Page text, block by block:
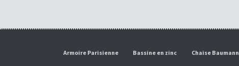
Armoire Parisienne Bassine en zinc Chaise Baumann